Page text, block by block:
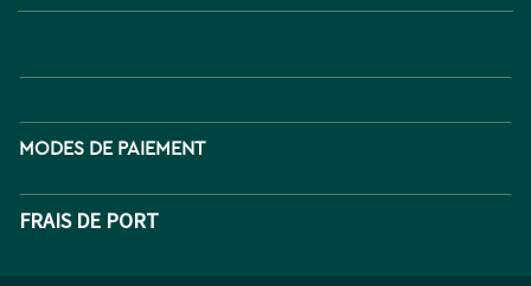
MODES DE PAIEMENT
FRAIS DE PORT